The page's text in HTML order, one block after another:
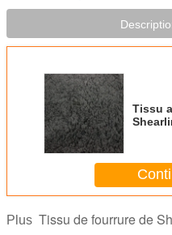
Tissu
Plus Tissu de fourrure de